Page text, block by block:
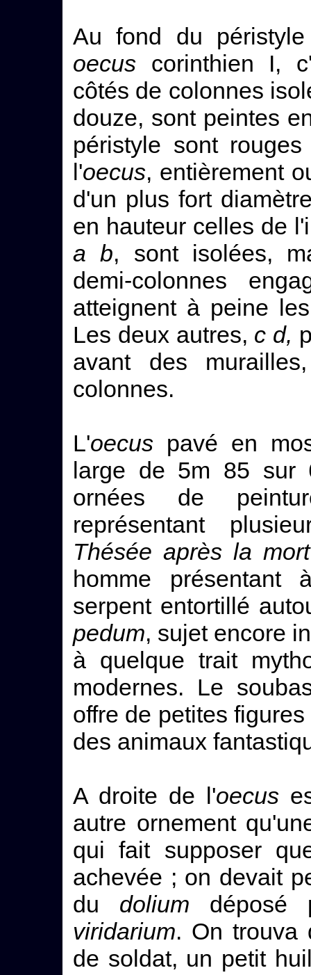
Au fond du
oecus corinthien I,
côtés de colonnes
douze, sont peintes
péristyle sont
l'oecus, entièrement
d'un plus fort
en hauteur celles de
a b, sont isolées,
demi-colonnes
atteignent à peine
Les deux autres, c d,
avant des
colonnes.
L'oecus pavé en
large de 5m 85 sur
ornées de
représentant
Thésée après la
homme présentant
serpent entortillé
pedum, sujet encore
à quelque trait
modernes. Le
offre de petites
des animaux
A droite de l'oecus
autre ornement
qui fait supposer
achevée ; on devait
du dolium déposé
viridarium. On trouva
de soldat, un petit